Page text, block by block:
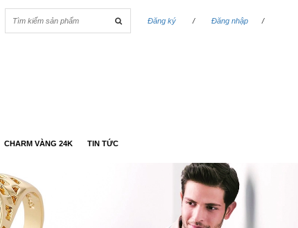
Đăng ký
/ Đăng nhập /
CHARM VÀNG 24K TIN TỨC